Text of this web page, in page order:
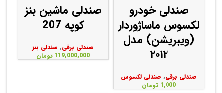
صندلی خودرو
لکسوس ماساژوردار
(ویبریشن) مدل
۲۰۱۲
صندلی برقی, صندلی لکسوس
1,000 تومان
صندلی ماشین بنز
کوپه 207
صندلی برقی, صندلی بنز
119,000,000 تومان